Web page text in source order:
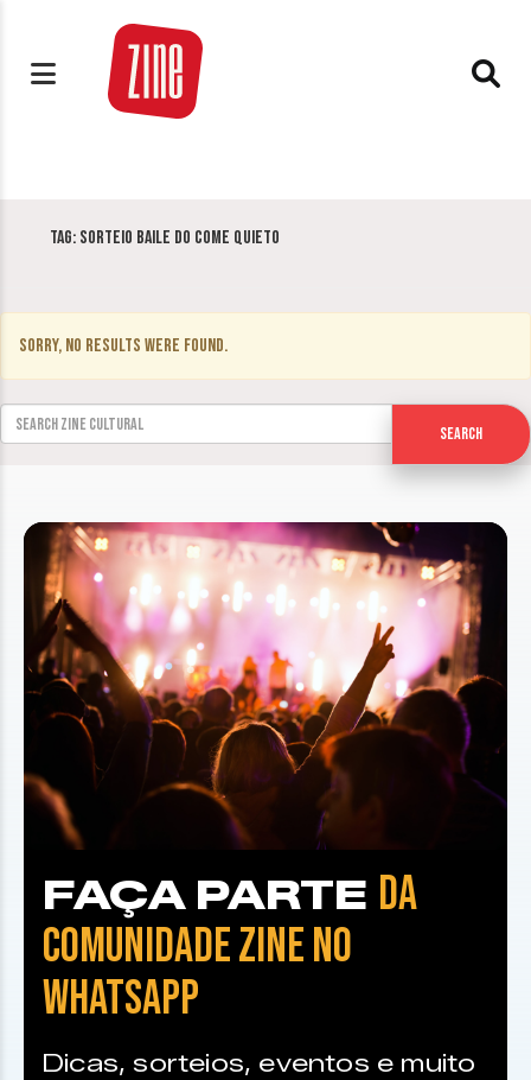
Tag: Sorteio Baile do Come Quieto
Sorry, no results were found.
Search for:
Search
FAÇA PARTE DA
COMUNIDADE ZINE NO
WHATSAPP
Dicas, sorteios, eventos e muito